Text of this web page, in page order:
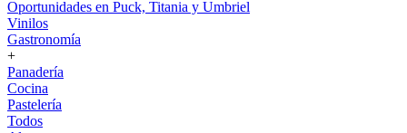
Oportunidades en Puck, Titania y Umbriel
Vinilos
Gastronomía
+
Panadería
Cocina
Pastelería
Todos